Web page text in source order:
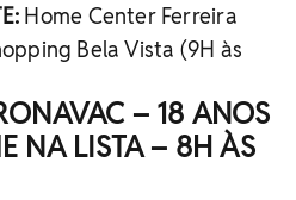
Home Center Ferreira
Bela Vista (9H às
– 18 ANOS
NA LISTA – 8H ÀS